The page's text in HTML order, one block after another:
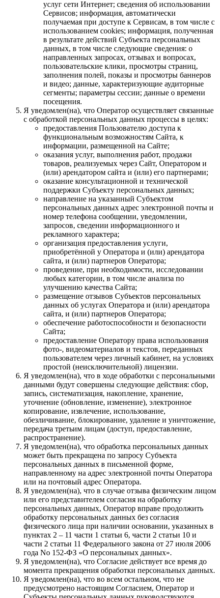
услуг сети Интернет; сведения об использовании
Сервисов; информация, автоматически
получаемая при доступе к Сервисам, в том числе с
использованием cookies; информация, полученная
в результате действий Субъекта персональных
данных, в том числе следующие сведения: о
направленных запросах, отзывах и вопросах,
пользовательские клики, просмотры страниц,
заполнения полей, показы и просмотры баннеров
и видео; данные, характеризующие аудиторные
сегменты; параметры сессии; данные о времени
посещения.
Я уведомлен(на), что Оператор осуществляет связанные
с обработкой персональных данных процессы в целях:
предоставления Пользователю доступа к
функциональным возможностям Сайта, к
информации, размещенной на Сайте;
оказания услуг, выполнения работ, продажи
товаров, реализуемых через Сайт, Оператором и
(или) арендатором сайта и (или) его партнерами;
оказание консультационной и технической
поддержки Субъекту персональных данных;
направление на указанный Субъектом
персональных данных адрес электронной почты и
номер телефона сообщении, уведомлении,
запросов, сведении информационного и
рекламного характера;
организация предоставления услуги,
приобретённой у Оператора и (или) арендатора
сайта, и (или) партнеров Оператора;
проведение, при необходимости, исследовании
любых категории, в том числе анализа по
улучшению качества Сайта;
размещение отзывов Субъектов персональных
данных об услугах Оператора и (или) арендатора
сайта, и (или) партнеров Оператора;
обеспечение работоспособности и безопасности
Сайта;
предоставление Оператору права использования
фото-, видеоматериалов и текстов, переданных
пользователем через личный кабинет, на условиях
простой (неисключительной) лицензии.
Я уведомлен(на), что в ходе обработки с персональными
данными будут совершены следующие действия: сбор,
запись, систематизация, накопление, хранение,
уточнение (обновление, изменение), электронное
копирование, извлечение, использование,
обезличивание, блокирование, удаление и уничтожение,
передача третьим лицам (доступ, предоставление,
распространение).
Я уведомлен(на), что обработка персональных данных
может быть прекращена по запросу Субъекта
персональных данных в письменной форме,
направленному на адрес электронной почты Оператора
или на почтовый адрес Оператора.
Я уведомлен(на), что в случае отзыва физическим лицом
или его представителем согласия на обработку
персональных данных, Оператор вправе продолжить
обработку персональных данных без согласия
физического лица при наличии основании, указанных в
пунктах 2 – 11 части 1 статьи 6, части 2 статьи 10 и
части 2 статьи 11 Федерального закона от 27 июля 2006
года No 152-ФЗ «О персональных данных».
Я уведомлен(на), что Согласие действует все время до
момента прекращения обработки персональных данных.
Я уведомлен(на), что во всем остальном, что не
предусмотрено настоящим Согласием, Оператор и